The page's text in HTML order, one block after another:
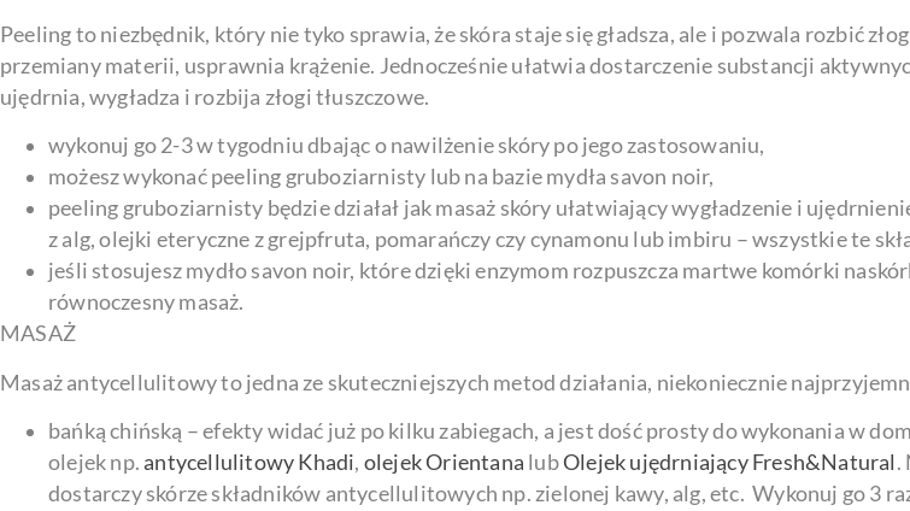
Peeling to niezbędnik, który nie tyko sprawia, że skóra staje się gładsza, ale i pozwala rozbić
przemiany materii, usprawnia krążenie. Jednocześnie ułatwia dostarczenie substancji
ujędrnia, wygładza i rozbija złogi tłuszczowe.
wykonuj go 2-3 w tygodniu dbając o nawilżenie skóry po jego zastosowaniu,
możesz wykonać peeling gruboziarnisty lub na bazie mydła savon noir,
peeling gruboziarnisty będzie działał jak masaż skóry ułatwiający wygładzenie i
z alg, olejki eteryczne z grejpfruta, pomarańczy czy cynamonu lub imbiru – wszystkie te
jeśli stosujesz mydło savon noir, które dzięki enzymom rozpuszcza martwe komórki
równoczesny masaż.
MASAŻ
Masaż antycellulitowy to jedna ze skuteczniejszych metod działania, niekoniecznie
bańką chińską – efekty widać już po kilku zabiegach, a jest dość prosty do wykonania w
olejek np. antycellulitowy Khadi, olejek Orientana lubOlejek ujędrniający Fresh&Natural.
dostarczy skórze składników antycellulitowych np. zielonej kawy, alg, etc. Wykonuj go 3